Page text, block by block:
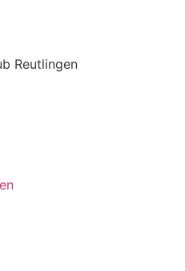
Reutlingen